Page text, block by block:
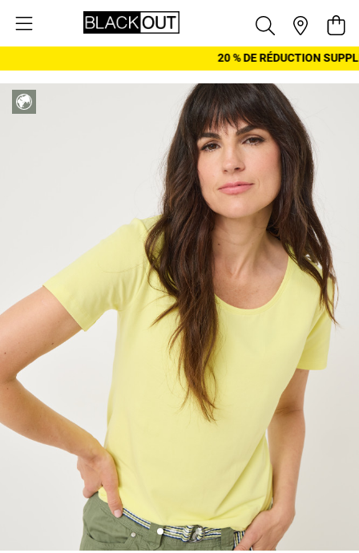
20 % DE RÉDUCTION